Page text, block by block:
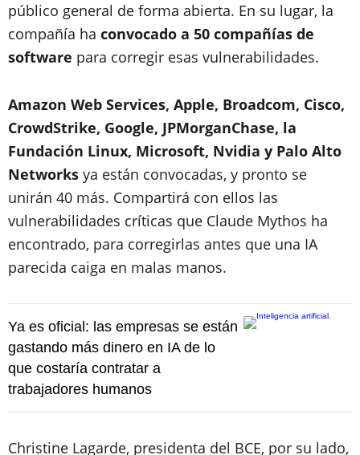
público general de forma abierta. En su lugar, la
compañía ha convocado a 50 compañías de
software para corregir esas vulnerabilidades.
Amazon Web Services, Apple, Broadcom, Cisco,
CrowdStrike, Google, JPMorganChase, la
Fundación Linux, Microsoft, Nvidia y Palo Alto
Networks ya están convocadas, y pronto se
unirán 40 más. Compartirá con ellos las
vulnerabilidades críticas que Claude Mythos ha
encontrado, para corregirlas antes que una IA
parecida caiga en malas manos.
Ya es oficial: las empresas se están
gastando más dinero en IA de lo
que costaría contratar a
trabajadores humanos
Christine Lagarde, presidenta del BCE, por su lado,